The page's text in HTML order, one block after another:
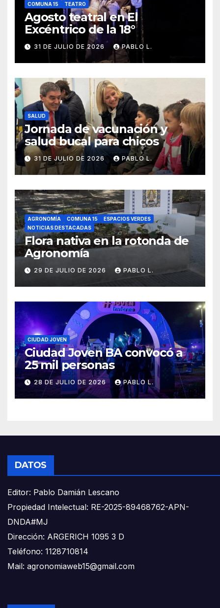
COMUNA 15 TEATRO
Agosto teatral en El
Excéntrico de la 18°
31 DE JULIO DE 2026 PABLO L.
SALUD
Jornada de vacunación y
salud bucal para chicos
31 DE JULIO DE 2026 PABLO L.
AGRONOMÍA COMUNA 15
ESPACIOS VERDES
NOTICIAS DESTACADAS
Flora nativa en la rotonda de
Agronomía
29 DE JULIO DE 2026 PABLO L.
CIUDAD JOVEN
Ciudad Joven BA convocó a
25 mil personas
28 DE JULIO DE 2026 PABLO L.
DATOS
Editor: Pablo Damián Lescano
Propiedad Intelectual: RE-2025-89468762-APN-
DNDA#MJ
Dirección: ARGERICH 1095 3 D
Teléfono: 1128710814
Mail: agronomiaweb15@gmail.com